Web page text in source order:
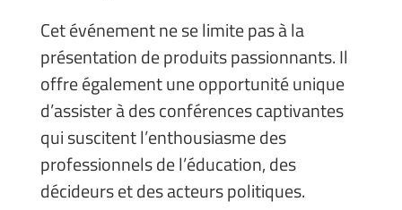
Cet événement ne se limite pas à la
présentation de produits passionnants. Il
offre également une opportunité unique
d’assister à des conférences captivantes
qui suscitent l’enthousiasme des
professionnels de l’éducation, des
décideurs et des acteurs politiques.